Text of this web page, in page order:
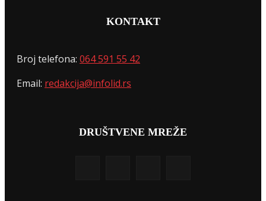
KONTAKT
Broj telefona: 064 591 55 42
Email: redakcija@infolid.rs
DRUŠTVENE MREŽE